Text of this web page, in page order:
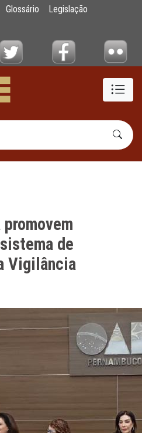
seminário
Glossário
Legislação
de
Vigilância